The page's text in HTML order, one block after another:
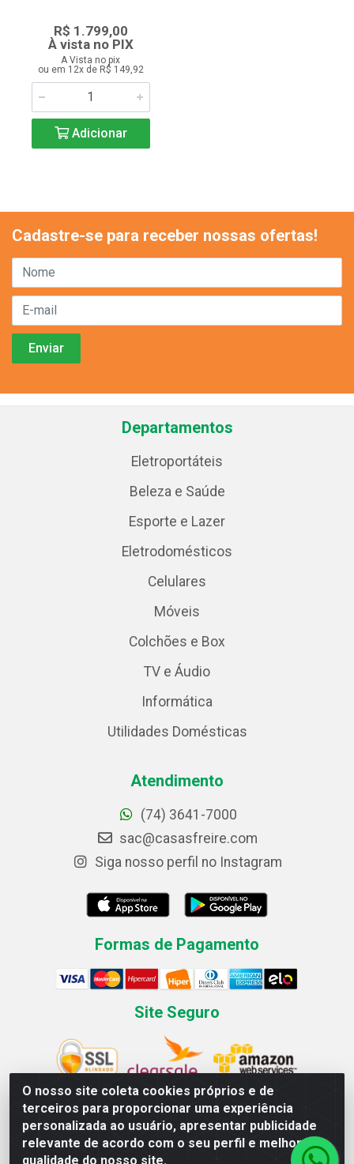
R$ 1.799,00
À vista no PIX
A Vista no pix
ou em 12x de R$ 149,92
Adicionar
O nosso site coleta cookies próprios e de
terceiros para proporcionar uma experiência
personalizada ao usuário, apresentar publicidade
relevante de acordo com o seu perfil e melhorar a
qualidade do nosso site.
Cadastre-se para receber nossas ofertas!
Departamentos
Eletroportáteis
Beleza e Saúde
Esporte e Lazer
Eletrodomésticos
Celulares
Móveis
Colchões e Box
TV e Áudio
Informática
Utilidades Domésticas
Atendimento
(74) 3641-7000
sac@casasfreire.com
Siga nosso perfil no Instagram
Formas de Pagamento
Site Seguro
Casas Freire.com Comercial de Eletrodomésticos LTDA
Av. Londrina, 367 - Canivete - Linhares / ES - CEP 29.909-270